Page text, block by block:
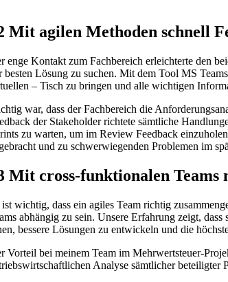
Mit agilen Methoden schnell
enge Kontakt zum Fachbereich erleichterte den
besten Lösung zu suchen. Mit dem Tool MS
– Tisch zu bringen und alle wichtigen
war, dass der Fachbereich die
der Stakeholder richtete sämtliche
zu warten, um im Review Feedback
und zu schwerwiegenden Problemen im
Mit cross-funktionalen
ist wichtig, dass ein agiles Team richtig
abhängig zu sein. Unsere Erfahrung zeigt,
bessere Lösungen zu entwickeln und die
Vorteil bei meinem Team im Mehrwertsteuer-
Analyse sämtlicher beteiligter